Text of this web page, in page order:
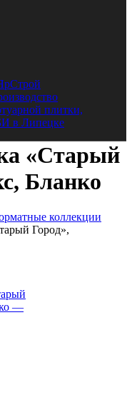
«Старый
Бланко
коллекции
Город»,